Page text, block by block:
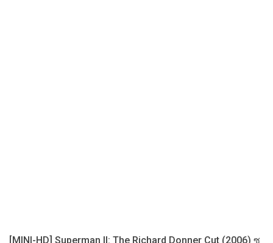
[MINI-HD] Superman II: The Richard Donner Cut (2006) ซู